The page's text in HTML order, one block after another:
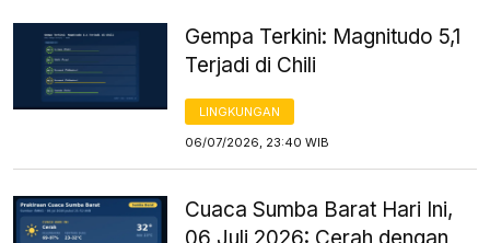
Gempa Terkini: Magnitudo 5,1
Terjadi di Chili
LINGKUNGAN
06/07/2026, 23:40 WIB
Cuaca Sumba Barat Hari Ini,